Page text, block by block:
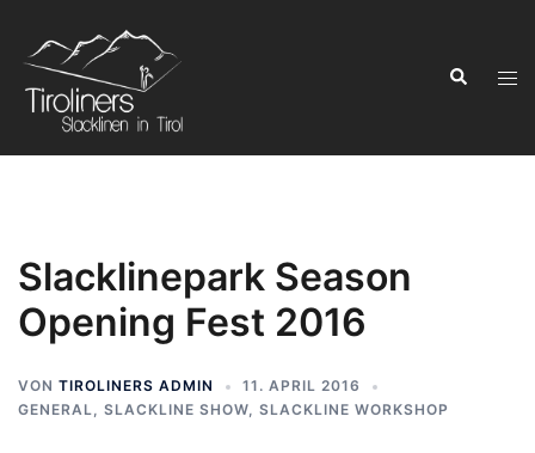
Inhalt
springen
Suchen
Slacklinepark Season
Opening Fest 2016
VON TIROLINERS ADMIN
11. APRIL 2016
GENERAL, SLACKLINE SHOW, SLACKLINE WORKSHOP